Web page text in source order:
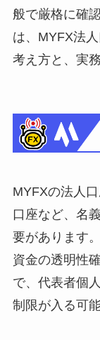
般で厳格に確
は、MYFX法
考え方と、実
MYFXの法人
口座など、名
要があります
資金の透明性
で、代表者個
制限が入る可